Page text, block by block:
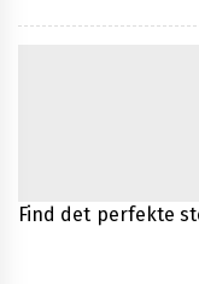
Find det perfekte